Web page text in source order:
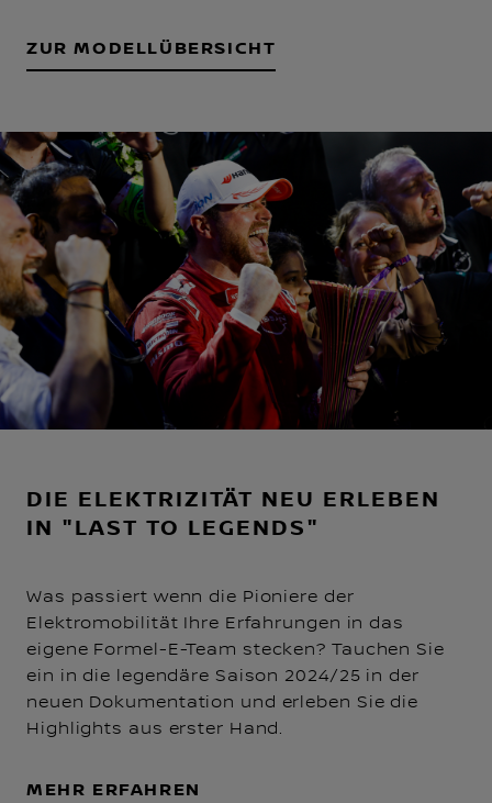
ZUR MODELLÜBERSICHT
DIE ELEKTRIZITÄT NEU ERLEBEN
IN "LAST TO LEGENDS"
Was passiert wenn die Pioniere der
Elektromobilität Ihre Erfahrungen in das
eigene Formel-E-Team stecken? Tauchen Sie
ein in die legendäre Saison 2024/25 in der
neuen Dokumentation und erleben Sie die
Highlights aus erster Hand.
MEHR ERFAHREN